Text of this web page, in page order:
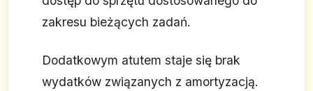
zakresu bieżących zadań.
Dodatkowym atutem staje się brak
wydatków związanych z amortyzacją.